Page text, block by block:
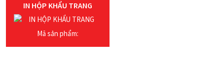
IN HỘP KHẨU TRANG
Mã sản phẩm: